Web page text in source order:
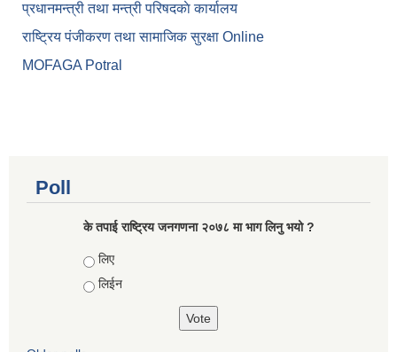
प्रधानमन्त्री तथा मन्त्री परिषदकाे कार्यालय
राष्ट्रिय पंजीकरण तथा सामाजिक सुरक्षा Online
MOFAGA Potral
Poll
के तपाई राष्ट्रिय जनगणना २०७८ मा भाग लिनु भयो ?
Choices
लिए
लिईन